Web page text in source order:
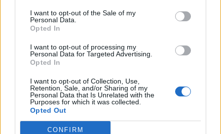
I want to opt-out of the Sale of my
Personal Data.
Opted In
I want to opt-out of processing my
Personal Data for Targeted Advertising.
Opted In
I want to opt-out of Collection, Use,
Retention, Sale, and/or Sharing of my
Personal Data that Is Unrelated with the
Purposes for which it was collected.
Opted Out
CONFIRM